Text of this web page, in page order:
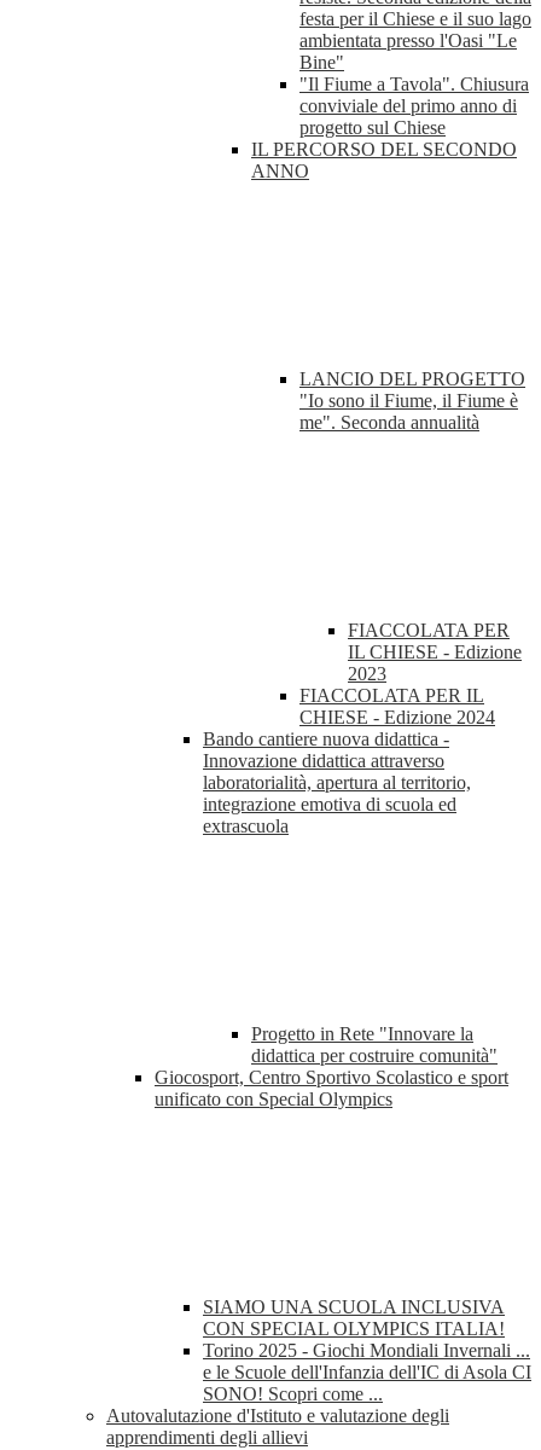
festa per il Chiese e il suo lago
ambientata presso l'Oasi "Le
Bine"
"Il Fiume a Tavola". Chiusura
conviviale del primo anno di
progetto sul Chiese
IL PERCORSO DEL SECONDO
ANNO
LANCIO DEL PROGETTO
"Io sono il Fiume, il Fiume è
me". Seconda annualità
FIACCOLATA PER
IL CHIESE - Edizione
2023
FIACCOLATA PER IL
CHIESE - Edizione 2024
Bando cantiere nuova didattica -
Innovazione didattica attraverso
laboratorialità, apertura al territorio,
integrazione emotiva di scuola ed
extrascuola
Progetto in Rete "Innovare la
didattica per costruire comunità"
Giocosport, Centro Sportivo Scolastico e sport
unificato con Special Olympics
SIAMO UNA SCUOLA INCLUSIVA
CON SPECIAL OLYMPICS ITALIA!
Torino 2025 - Giochi Mondiali Invernali ...
e le Scuole dell'Infanzia dell'IC di Asola CI
SONO! Scopri come ...
Autovalutazione d'Istituto e valutazione degli
apprendimenti degli allievi